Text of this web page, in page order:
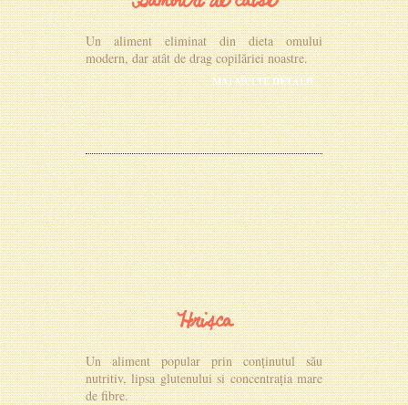
Un aliment eliminat din dieta omului
modern, dar atât de drag copilăriei noastre.
MAI MULTE DETALII
Hrișca
Un aliment popular prin conținutul său
nutritiv, lipsa glutenului si concentrația mare
de fibre.